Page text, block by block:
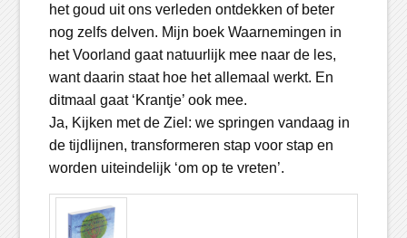
het goud uit ons verleden ontdekken of beter
nog zelfs delven. Mijn boek Waarnemingen in
het Voorland gaat natuurlijk mee naar de les,
want daarin staat hoe het allemaal werkt. En
ditmaal gaat ‘Krantje’ ook mee.
Ja, Kijken met de Ziel: we springen vandaag in
de tijdlijnen, transformeren stap voor stap en
worden uiteindelijk ‘om op te vreten’.